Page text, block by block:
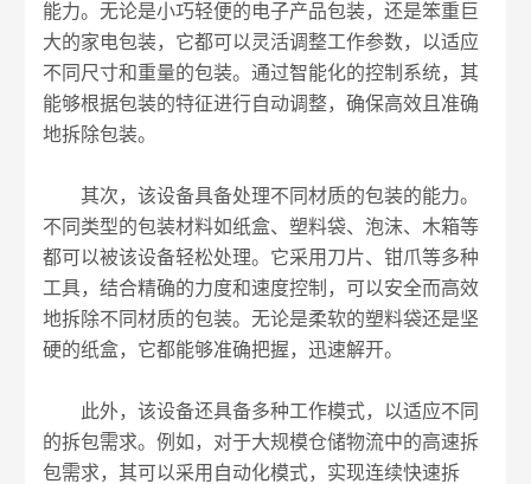
能力。无论是小巧轻便的电子产品包装，还是笨重巨
大的家电包装，它都可以灵活调整工作参数，以适应
不同尺寸和重量的包装。通过智能化的控制系统，其
能够根据包装的特征进行自动调整，确保高效且准确
地拆除包装。
其次，该设备具备处理不同材质的包装的能力。
不同类型的包装材料如纸盒、塑料袋、泡沫、木箱等
都可以被该设备轻松处理。它采用刀片、钳爪等多种
工具，结合精确的力度和速度控制，可以安全而高效
地拆除不同材质的包装。无论是柔软的塑料袋还是坚
硬的纸盒，它都能够准确把握，迅速解开。
此外，该设备还具备多种工作模式，以适应不同
的拆包需求。例如，对于大规模仓储物流中的高速拆
包需求，其可以采用自动化模式，实现连续快速拆